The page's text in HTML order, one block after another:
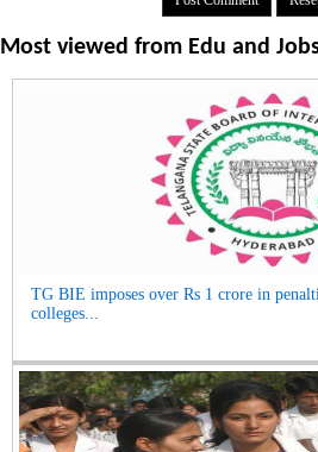
Most viewed from Edu and
TG BIE imposes over Rs 1 crore in
colleges...